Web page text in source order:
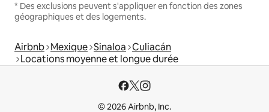
* Des exclusions peuvent s'appliquer en fonction des zones
géographiques et des logements.
Airbnb Mexique Sinaloa Culiacán
Locations moyenne et longue durée
© 2026 Airbnb, Inc.